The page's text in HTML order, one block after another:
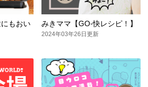
もおい
みきママ【GO-快レシピ！】
2024年03年26日更新